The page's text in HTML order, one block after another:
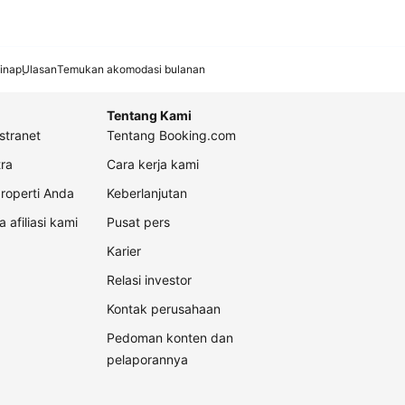
UlasanTemukan akomodasi bulanan
Anda
afiliasi kami
Tentang Kami
Tentang Booking.com
Cara kerja kami
Keberlanjutan
Pusat pers
Karier
Relasi investor
Kontak perusahaan
Pedoman konten dan
pelaporannya